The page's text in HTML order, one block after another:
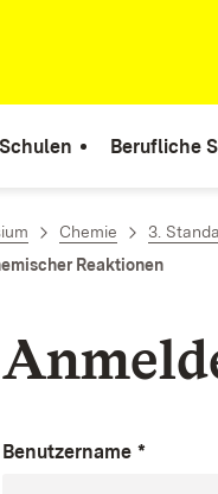
Berufliche
Chemie 3.
Reaktionen
Benutzername *